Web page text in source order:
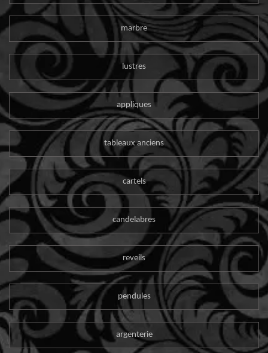
marbre
lustres
appliques
tableaux anciens
cartels
candelabres
reveils
pendules
argenterie